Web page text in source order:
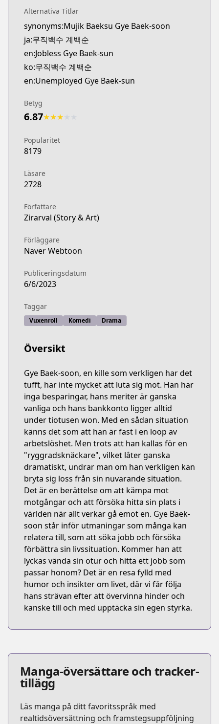
Alternativa Titlar
synonyms:Mujik Baeksu Gye Baek-soon
ja:무직백수 계백순
en:Jobless Gye Baek-sun
ko:무직백수 계백순
en:Unemployed Gye Baek-sun
Betyg
6.87★★★
Popularitet
8179
Läsare
2728
Författare
Zirarval (Story & Art)
Förläggare
Naver Webtoon
Publiceringsdatum
6/6/2023
Taggar
Vuxenroll Komedi Drama
Översikt
Gye Baek-soon, en kille som verkligen har det
tufft, har inte mycket att luta sig mot. Han har
inga besparingar, hans meriter är ganska
vanliga och hans bankkonto ligger alltid
under tiotusen won. Med en sådan situation
känns det som att han är fast i en loop av
arbetslöshet. Men trots att han kallas för en
"ryggradsknäckare", vilket låter ganska
dramatiskt, undrar man om han verkligen kan
bryta sig loss från sin nuvarande situation.
Det är en berättelse om att kämpa mot
motgångar och att försöka hitta sin plats i
världen när allt verkar gå emot en. Gye Baek-
soon står inför utmaningar som många kan
relatera till, som att söka jobb och försöka
förbättra sin livssituation. Kommer han att
lyckas vända sin otur och hitta ett jobb som
passar honom? Det är en resa fylld med
humor och insikter om livet, där vi får följa
hans strävan efter att övervinna hinder och
kanske till och med upptäcka sin egen styrka.
Manga-översättare och tracker-
tillägg
Läs manga på ditt favoritsspråk med
realtidsöversättning och framstegsuppföljning